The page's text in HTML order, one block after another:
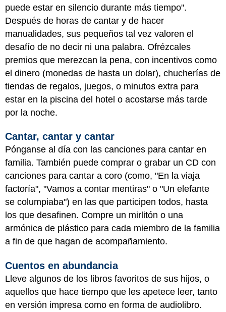
puede estar en silencio durante más tiempo".
Después de horas de cantar y de hacer
manualidades, sus pequeños tal vez valoren el
desafío de no decir ni una palabra. Ofrézcales
premios que merezcan la pena, con incentivos como
el dinero (monedas de hasta un dolar), chucherías de
tiendas de regalos, juegos, o minutos extra para
estar en la piscina del hotel o acostarse más tarde
por la noche.
Cantar, cantar y cantar
Pónganse al día con las canciones para cantar en
familia. También puede comprar o grabar un CD con
canciones para cantar a coro (como, "En la viaja
factoría", "Vamos a contar mentiras" o "Un elefante
se columpiaba") en las que participen todos, hasta
los que desafinen. Compre un mirlitón o una
armónica de plástico para cada miembro de la familia
a fin de que hagan de acompañamiento.
Cuentos en abundancia
Lleve algunos de los libros favoritos de sus hijos, o
aquellos que hace tiempo que les apetece leer, tanto
en versión impresa como en forma de audiolibro.